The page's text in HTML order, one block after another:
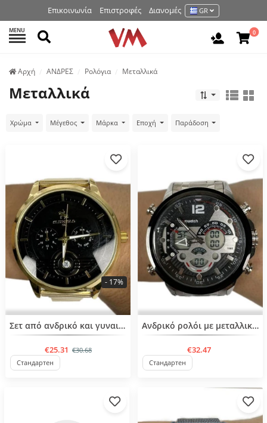
Επικοινωνία Επιστροφές Διανομές GR
MENU Αναζήτηση 0
Аρχή ΑΝΔΡΕΣ Ρολόγια Μεταλλικά
Μεταλλικά
Χρώμα Μέγεθος Μάρκα Εποχή Παράδοση
Σετ από ανδρικό και γυναικείο ρολοί
€25.31 €30.68
- 17%
Стандартен
Ανδρικό ρολόι με μεταλλική αλυσίδα
€32.47
Стандартен